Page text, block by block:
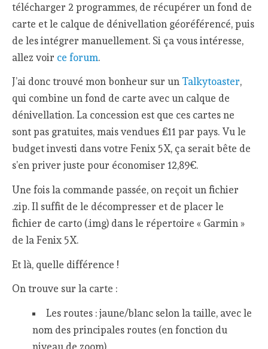
télécharger 2 programmes, de récupérer un fond de
carte et le calque de dénivellation géoréférencé, puis
de les intégrer manuellement. Si ça vous intéresse,
allez voir ce forum.
J’ai donc trouvé mon bonheur sur un Talkytoaster,
qui combine un fond de carte avec un calque de
dénivellation. La concession est que ces cartes ne
sont pas gratuites, mais vendues £11 par pays. Vu le
budget investi dans votre Fenix 5X, ça serait bête de
s’en priver juste pour économiser 12,89€.
Une fois la commande passée, on reçoit un fichier
.zip. Il suffit de le décompresser et de placer le
fichier de carto (.img) dans le répertoire « Garmin »
de la Fenix 5X.
Et là, quelle différence !
On trouve sur la carte :
Les routes : jaune/blanc selon la taille, avec le
nom des principales routes (en fonction du
niveau de zoom)